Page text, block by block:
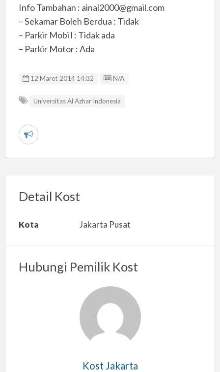
Info Tambahan : ainal2000@gmail.com
– Sekamar Boleh Berdua : Tidak
– Parkir Mobi l : Tidak ada
– Parkir Motor : Ada
12 Maret 2014 14:32 Listing ID
N/A
Universitas Al Azhar Indonesia
L
r
a
s
Detail Kost
Kota Jakarta Pusat
Hubungi Pemilik Kost
Kost Jakarta